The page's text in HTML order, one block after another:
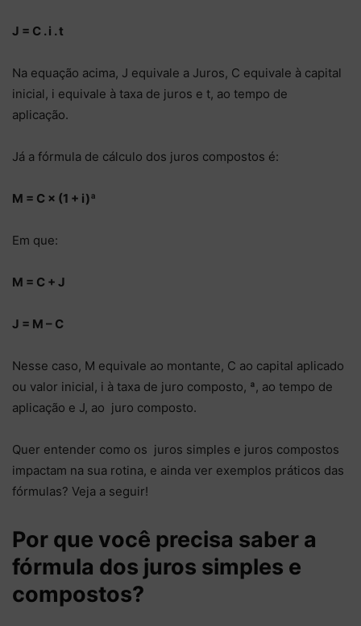
J = C . i . t
Na equação acima, J equivale a Juros, C equivale à capital
inicial, i equivale à taxa de juros e t, ao tempo de
aplicação.
Já a fórmula de cálculo dos juros compostos é:
M = C × (1 + i)ª
Em que:
M = C + J
J = M – C
Nesse caso, M equivale ao montante, C ao capital aplicado
ou valor inicial, i à taxa de juro composto, ª, ao tempo de
aplicação e J, ao juro composto.
Quer entender como os juros simples e juros compostos
impactam na sua rotina, e ainda ver exemplos práticos das
fórmulas? Veja a seguir!
Por que você precisa saber a
fórmula dos juros simples e
compostos?